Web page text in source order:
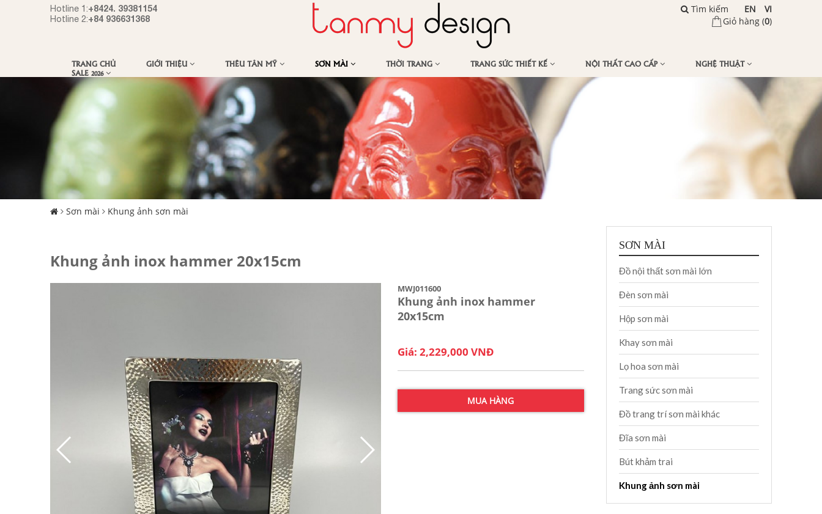
Hotline 1:+8424. 39381154
Hotline 2:+84 936631368 Giỏ hàng (0)
VI
EN
Tìm kiếm
TRANG CHỦ GIỚI THIỆU THÊU TÂN MỸ SƠN MÀI THỜI TRANG TRANG SỨC THIẾT KẾ NỘI THẤT CAO CẤP
NGHỆ THUẬT
SALE 2026
Sơn mài Khung ảnh sơn mài
Khung ảnh inox hammer 20x15cm
MWJ011600
Khung ảnh inox hammer
20x15cm
Giá: 2,229,000 VNĐ
MUA HÀNG
SƠN MÀI
Đồ nội thất sơn mài lớn
Đèn sơn mài
Hộp sơn mài
Khay sơn mài
Lọ hoa sơn mài
Trang sức sơn mài
Đồ trang trí sơn mài khác
Đĩa sơn mài
Bút khảm trai
Khung ảnh sơn mài